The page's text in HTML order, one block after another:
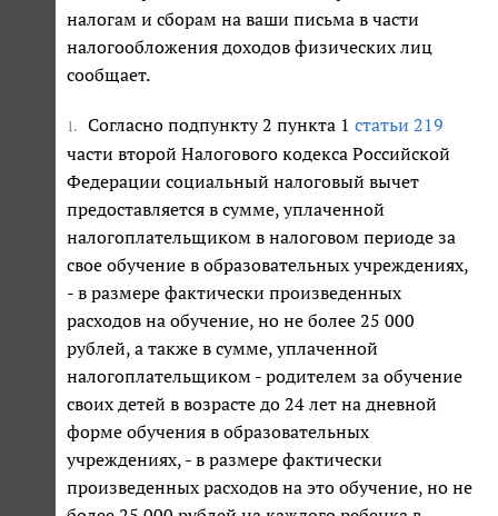
налогам и сборам на ваши письма в части
налогообложения доходов физических лиц
сообщает.
1. Согласно подпункту 2 пункта 1 статьи 219
части второй Налогового кодекса Российской
Федерации социальный налоговый вычет
предоставляется в сумме, уплаченной
налогоплательщиком в налоговом периоде за
свое обучение в образовательных учреждениях,
- в размере фактически произведенных
расходов на обучение, но не более 25 000
рублей, а также в сумме, уплаченной
налогоплательщиком - родителем за обучение
своих детей в возрасте до 24 лет на дневной
форме обучения в образовательных
учреждениях, - в размере фактически
произведенных расходов на это обучение, но не